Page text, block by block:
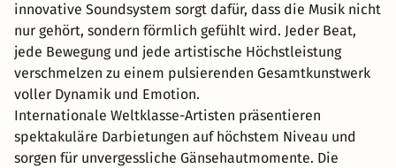
innovative Soundsystem sorgt dafür, dass die Musik nicht
nur gehört, sondern förmlich gefühlt wird. Jeder Beat,
jede Bewegung und jede artistische Höchstleistung
verschmelzen zu einem pulsierenden Gesamtkunstwerk
voller Dynamik und Emotion.
Internationale Weltklasse-Artisten präsentieren
spektakuläre Darbietungen auf höchstem Niveau und
sorgen für unvergessliche Gänsehautmomente. Die